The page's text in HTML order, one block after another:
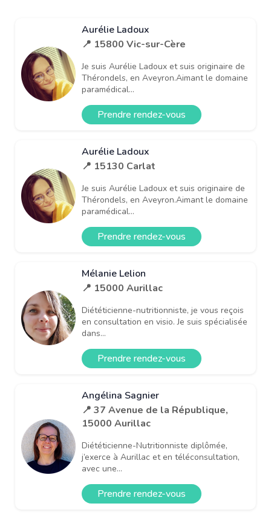
Aurélie Ladoux
📍 15800 Vic-sur-Cère
Je suis Aurélie Ladoux et suis originaire de
Thérondels, en Aveyron.Aimant le domaine
paramédical...
Prendre rendez-vous
Aurélie Ladoux
📍 15130 Carlat
Je suis Aurélie Ladoux et suis originaire de
Thérondels, en Aveyron.Aimant le domaine
paramédical...
Prendre rendez-vous
Mélanie Lelion
📍 15000 Aurillac
Diététicienne-nutritionniste, je vous reçois
en consultation en visio. Je suis spécialisée
dans...
Prendre rendez-vous
Angélina Sagnier
📍 37 Avenue de la République,
15000 Aurillac
Diététicienne-Nutritionniste diplômée,
j’exerce à Aurillac et en téléconsultation,
avec une...
Prendre rendez-vous